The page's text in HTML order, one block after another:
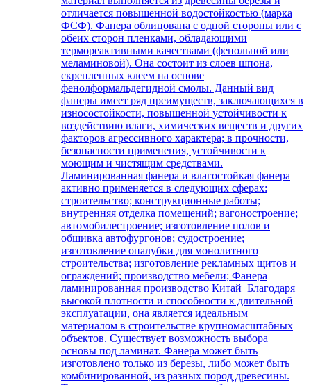
отличается повышенной водостойкостью (марка
ФСФ). Фанера облицована с одной стороны или с
обеих сторон пленками, обладающими
термореактивными качествами (фенольной или
меламиновой). Она состоит из слоев шпона,
скрепленных клеем на основе
фенолформальдегидной смолы. Данный вид
фанеры имеет ряд преимуществ, заключающихся в
износостойкости, повышенной устойчивости к
воздействию влаги, химических веществ и других
факторов агрессивного характера; в прочности,
безопасности применения, устойчивости к
моющим и чистящим средствами.
Ламинированная фанера и влагостойкая фанера
активно применяется в следующих сферах:
строительство; конструкционные работы;
внутренняя отделка помещений; вагоностроение;
автомобилестроение; изготовление полов и
обшивка автофургонов; судостроение;
изготовление опалубки для монолитного
строительства; изготовление рекламных щитов и
ограждений; производство мебели; Фанера
ламинированная производство Китай Благодаря
высокой плотности и способности к длительной
эксплуатации, она является идеальным
материалом в строительстве крупномасштабных
объектов. Существует возможность выбора
основы под ламинат. Фанера может быть
изготовлено только из березы, либо может быть
комбинированной, из разных пород древесины.